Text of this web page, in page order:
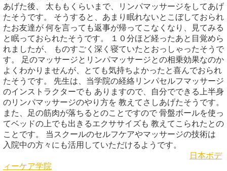
あげた後、 太ももくらいまで、リンパマッサージをしてあげ
たそうです。 そうすると、あまり眠れないとこぼしておられ
たお友達が 何を言っても返事が帰ってこなくなり、見てみる
と眠っておられたそうです。 １０分ほど経ったあと目覚めら
れましたが、 ものすごく深く寝ていたとおっしゃったそうで
す。 足のマッサージとリンパマッサージとの相乗効果なのか
よくわかりませんが、とても気持ちよかったと喜んでおられ
たそうです。 先生は、当学院の経絡リンパセルフマッサージ
のインストラクターでも ありますので、自分でできる上半身
のリンパマッサージのやり方を 教えてさしあげたそうです。
また、足の筋肉が落ちるとのことですので 骨盤ボールを使っ
てベッドの上でも出きるエクササイズも 教えてこられたとの
ことです。 当スクールのセルフケアやマッサージの技術は
入院中の方々にも活用していただけるようです。
日本ボデ
ィーケア学院